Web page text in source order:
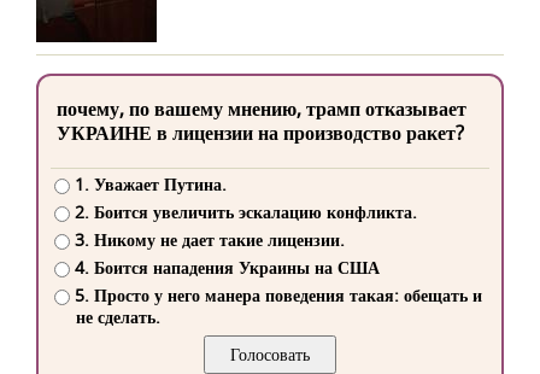
почему, по вашему мнению, трамп отказывает
УКРАИНЕ в лицензии на производство ракет?
1. Уважает Путина.
2. Боится увеличить эскалацию конфликта.
3. Никому не дает такие лицензии.
4. Боится нападения Украины на США
5. Просто у него манера поведения такая: обещать и
не сделать.